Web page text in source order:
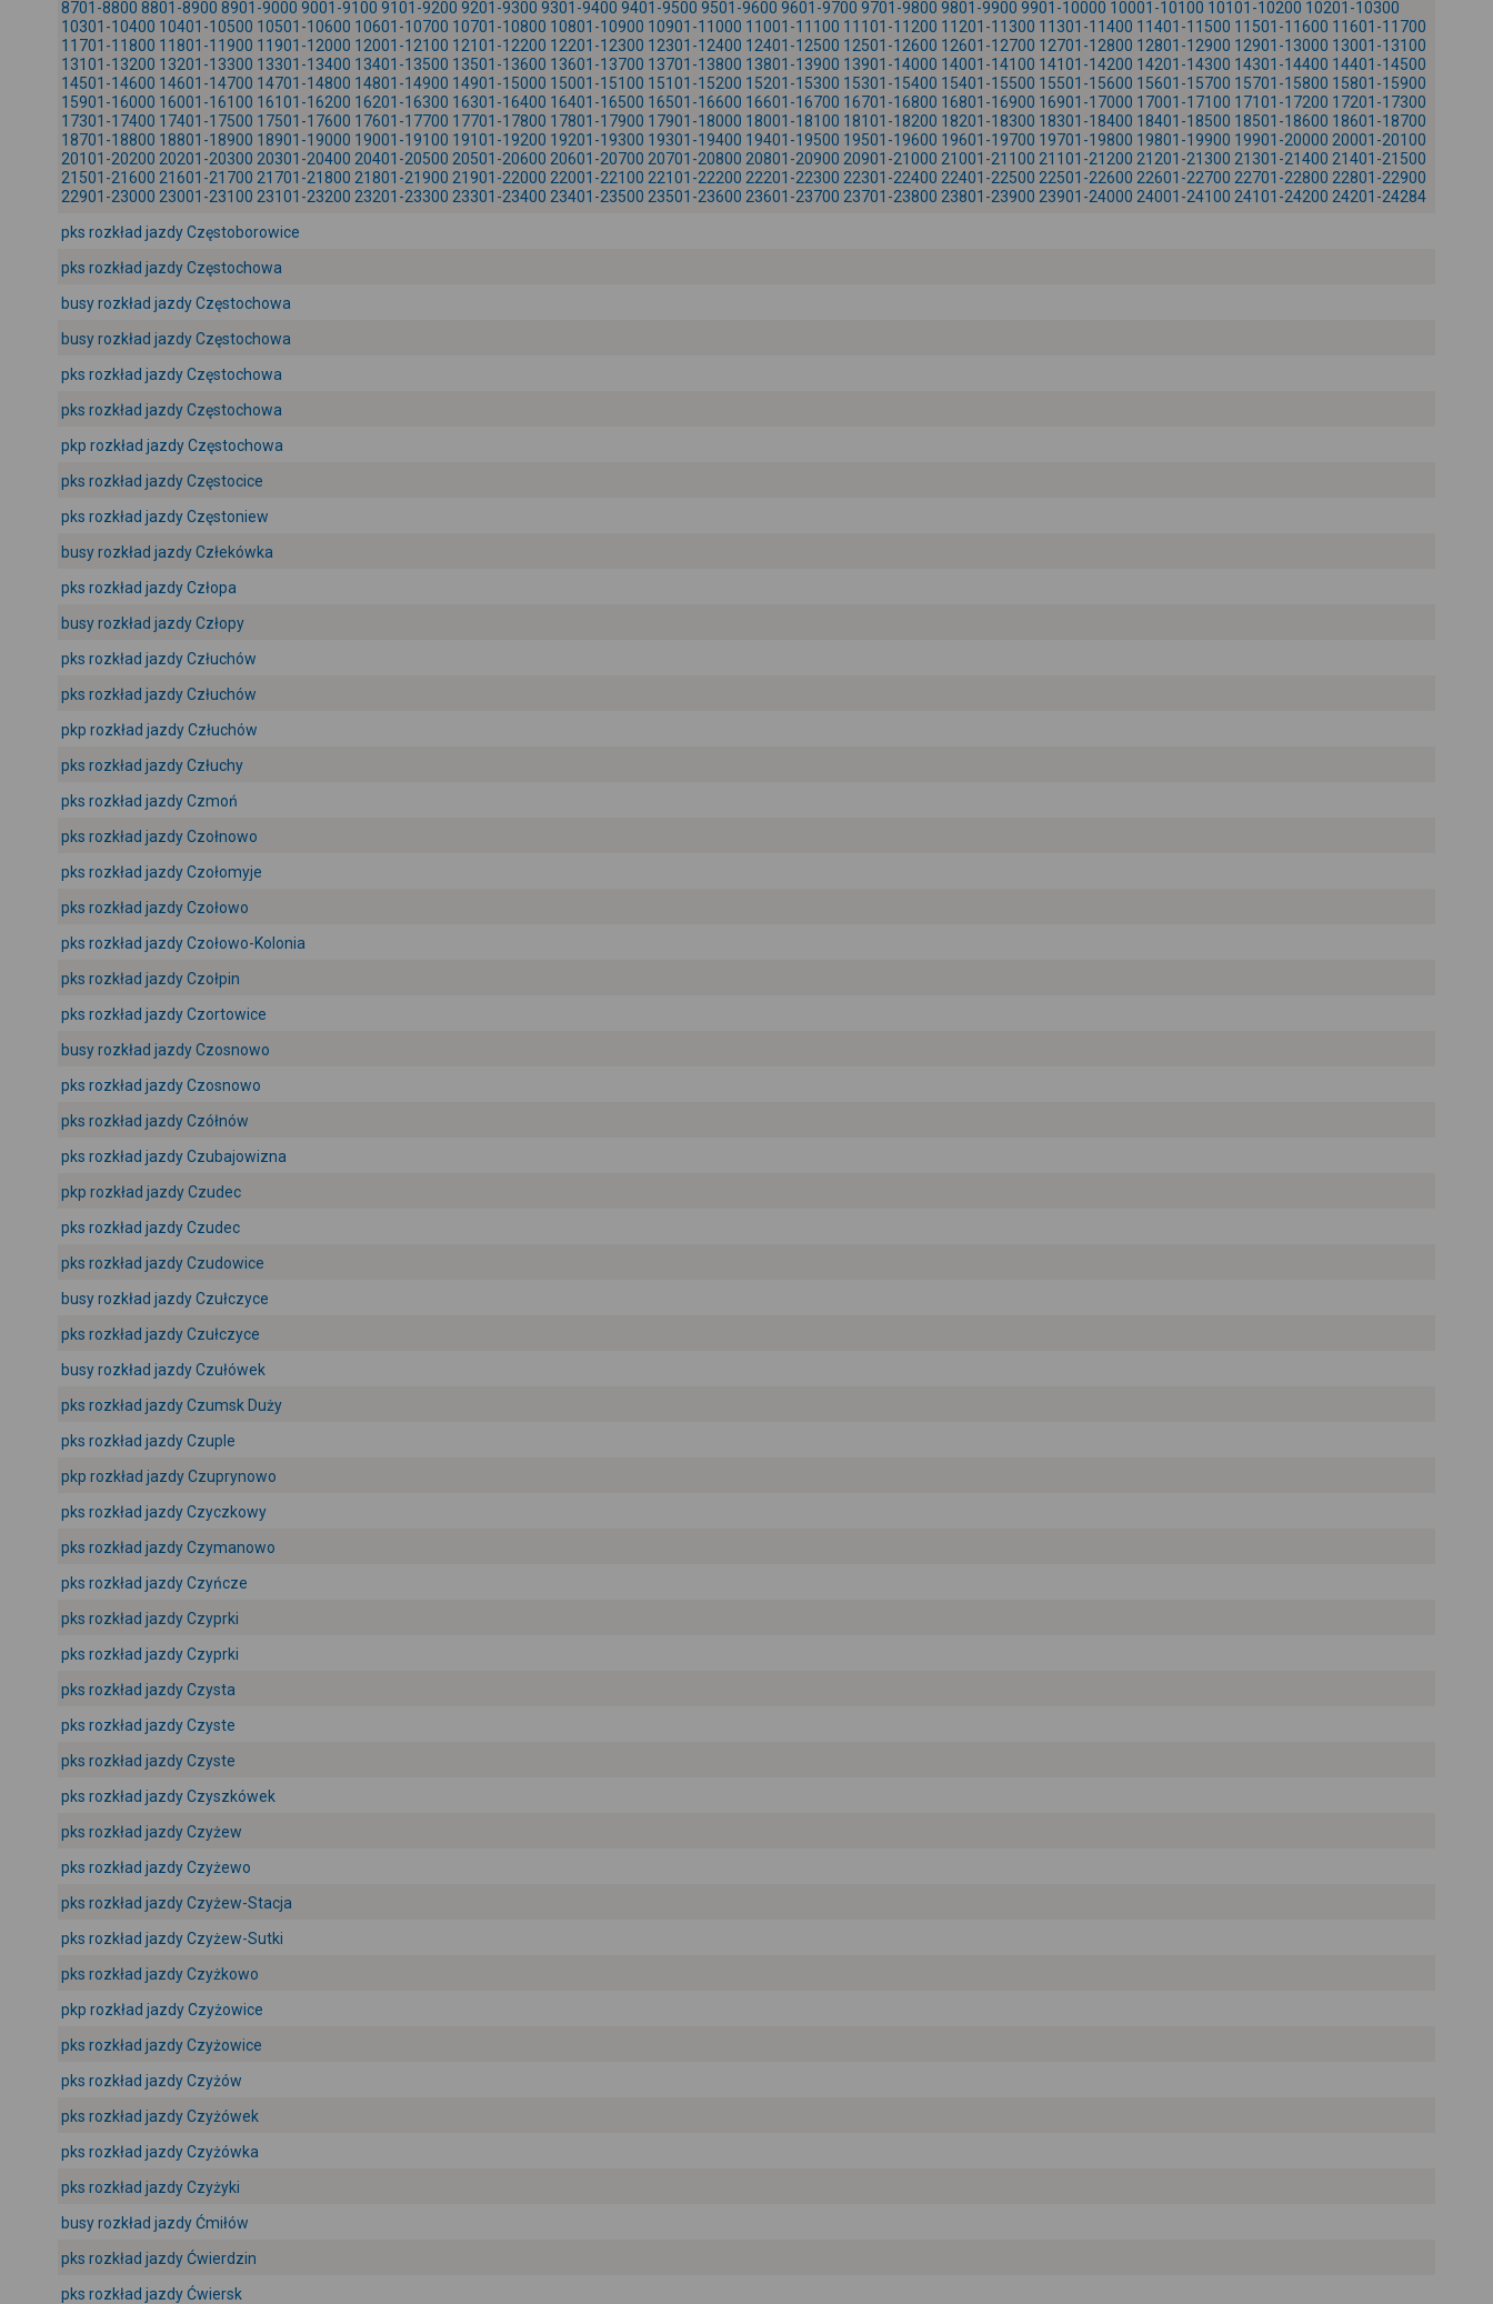
+
-
8701-8800 8801-8900 8901-9000 9001-9100 9101-9200 9201-9300 9301-9400 9401-9500 9501-9600 9601-9700 9701-9800 9801-9900 9901-10000 10001-10100 10101-10200 10201-10300
10301-10400 10401-10500 10501-10600 10601-10700 10701-10800 10801-10900 10901-11000 11001-11100 11101-11200 11201-11300 11301-11400 11401-11500 11501-11600 11601-11700
11701-11800 11801-11900 11901-12000 12001-12100 12101-12200 12201-12300 12301-12400 12401-12500 12501-12600 12601-12700 12701-12800 12801-12900 12901-13000 13001-13100
13101-13200 13201-13300 13301-13400 13401-13500 13501-13600 13601-13700 13701-13800 13801-13900 13901-14000 14001-14100 14101-14200 14201-14300 14301-14400 14401-14500
14501-14600 14601-14700 14701-14800 14801-14900 14901-15000 15001-15100 15101-15200 15201-15300 15301-15400 15401-15500 15501-15600 15601-15700 15701-15800 15801-15900
15901-16000 16001-16100 16101-16200 16201-16300 16301-16400 16401-16500 16501-16600 16601-16700 16701-16800 16801-16900 16901-17000 17001-17100 17101-17200 17201-17300
17301-17400 17401-17500 17501-17600 17601-17700 17701-17800 17801-17900 17901-18000 18001-18100 18101-18200 18201-18300 18301-18400 18401-18500 18501-18600 18601-18700
18701-18800 18801-18900 18901-19000 19001-19100 19101-19200 19201-19300 19301-19400 19401-19500 19501-19600 19601-19700 19701-19800 19801-19900 19901-20000 20001-20100
20101-20200 20201-20300 20301-20400 20401-20500 20501-20600 20601-20700 20701-20800 20801-20900 20901-21000 21001-21100 21101-21200 21201-21300 21301-21400 21401-21500
21501-21600 21601-21700 21701-21800 21801-21900 21901-22000 22001-22100 22101-22200 22201-22300 22301-22400 22401-22500 22501-22600 22601-22700 22701-22800 22801-22900
22901-23000 23001-23100 23101-23200 23201-23300 23301-23400 23401-23500 23501-23600 23601-23700 23701-23800 23801-23900 23901-24000 24001-24100 24101-24200 24201-24284
pks rozkład jazdy Częstoborowice
pks rozkład jazdy Częstochowa
busy rozkład jazdy Częstochowa
busy rozkład jazdy Częstochowa
pks rozkład jazdy Częstochowa
pks rozkład jazdy Częstochowa
pkp rozkład jazdy Częstochowa
pks rozkład jazdy Częstocice
pks rozkład jazdy Częstoniew
busy rozkład jazdy Człekówka
pks rozkład jazdy Człopa
busy rozkład jazdy Człopy
pks rozkład jazdy Człuchów
pks rozkład jazdy Człuchów
pkp rozkład jazdy Człuchów
pks rozkład jazdy Człuchy
pks rozkład jazdy Czmoń
pks rozkład jazdy Czołnowo
pks rozkład jazdy Czołomyje
pks rozkład jazdy Czołowo
pks rozkład jazdy Czołowo-Kolonia
pks rozkład jazdy Czołpin
pks rozkład jazdy Czortowice
busy rozkład jazdy Czosnowo
pks rozkład jazdy Czosnowo
pks rozkład jazdy Czółnów
pks rozkład jazdy Czubajowizna
pkp rozkład jazdy Czudec
pks rozkład jazdy Czudec
pks rozkład jazdy Czudowice
busy rozkład jazdy Czułczyce
pks rozkład jazdy Czułczyce
busy rozkład jazdy Czułówek
pks rozkład jazdy Czumsk Duży
pks rozkład jazdy Czuple
pkp rozkład jazdy Czuprynowo
pks rozkład jazdy Czyczkowy
pks rozkład jazdy Czymanowo
pks rozkład jazdy Czyńcze
pks rozkład jazdy Czyprki
pks rozkład jazdy Czyprki
pks rozkład jazdy Czysta
pks rozkład jazdy Czyste
pks rozkład jazdy Czyste
pks rozkład jazdy Czyszkówek
pks rozkład jazdy Czyżew
pks rozkład jazdy Czyżewo
pks rozkład jazdy Czyżew-Stacja
pks rozkład jazdy Czyżew-Sutki
pks rozkład jazdy Czyżkowo
pkp rozkład jazdy Czyżowice
pks rozkład jazdy Czyżowice
pks rozkład jazdy Czyżów
pks rozkład jazdy Czyżówek
pks rozkład jazdy Czyżówka
pks rozkład jazdy Czyżyki
busy rozkład jazdy Ćmiłów
pks rozkład jazdy Ćwierdzin
pks rozkład jazdy Ćwiersk